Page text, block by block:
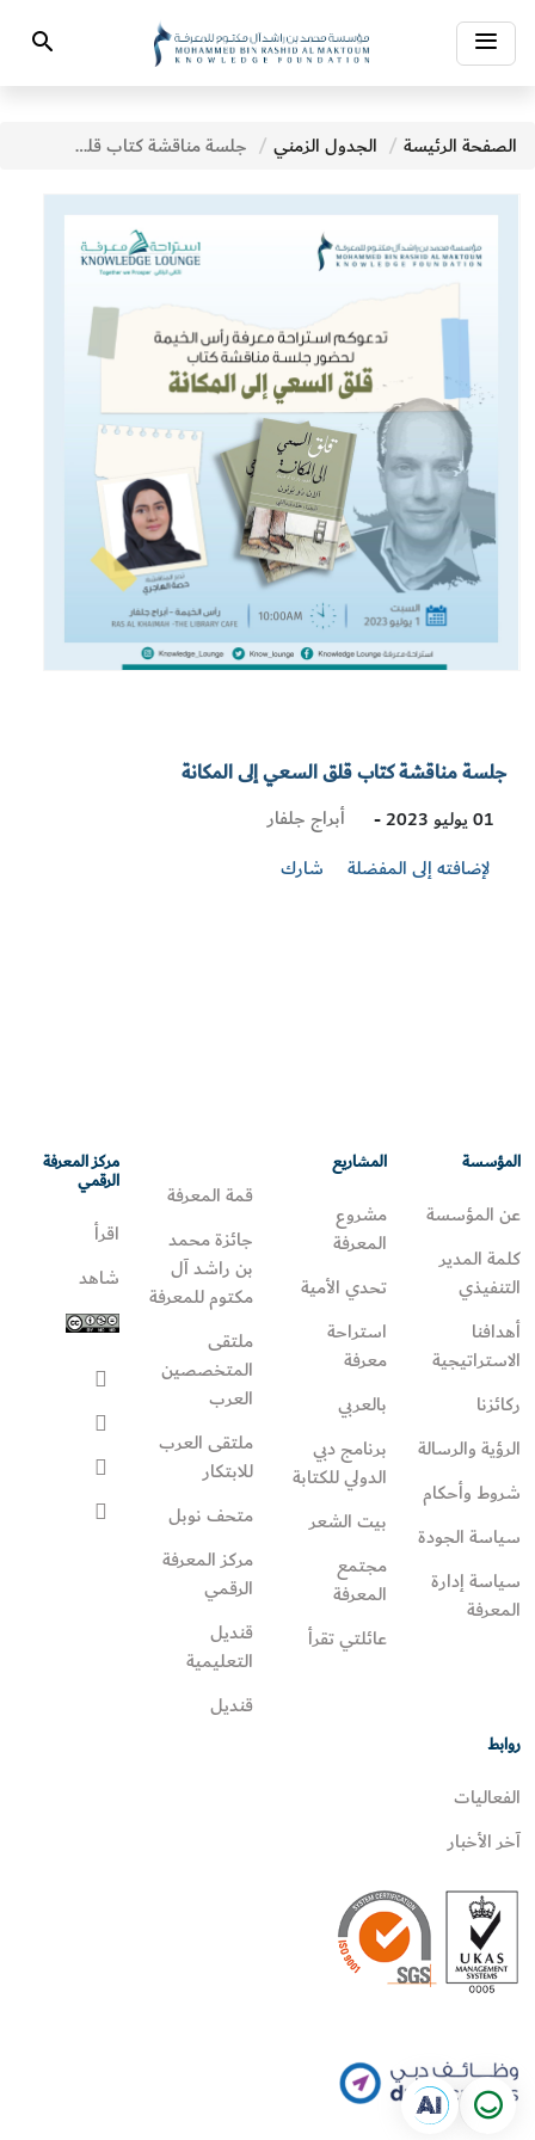
Toggle
navigation
Search
الصفحة الرئيسة الجدول الزمني جلسة مناقشة كتاب قلق السعي إلى المكانة
جلسة مناقشة كتاب قلق السعي إلى المكانة
01 يوليو 2023 -
Visit
أبراج جلفار
لإضافته إلى المفضلة
شارك
المؤسسة
عن المؤسسة
كلمة المدير
التنفيذي
أهدافنا
الاستراتيجية
ركائزنا
الرؤية والرسالة
شروط وأحكام
سياسة الجودة
سياسة إدارة
المعرفة
المشاريع
مشروع
المعرفة
تحدي الأمية
استراحة
معرفة
بالعربي
برنامج دبي
الدولي للكتابة
بيت الشعر
مجتمع
المعرفة
عائلتي تقرأ‎
قمة المعرفة
جائزة محمد
بن راشد آل
مكتوم للمعرفة
ملتقى
المتخصصين
العرب
ملتقى العرب
للابتكار
متحف نوبل
مركز المعرفة
الرقمي
قنديل
التعليمية
قنديل
مركز المعرفة
الرقمي
اقرأ
شاهد
روابط
الفعاليات
آخر الأخبار